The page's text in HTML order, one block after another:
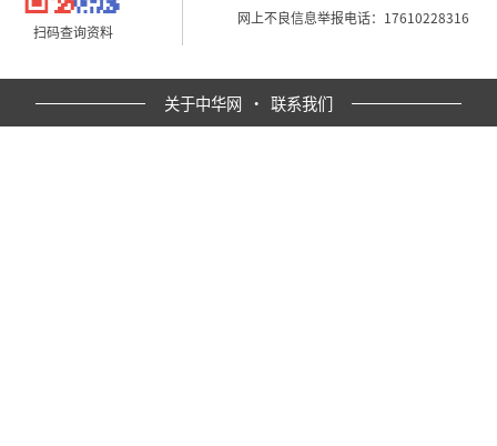
扫码查询资料
网上不良信息举报电话：17610228316
关于中华网 · 联系我们